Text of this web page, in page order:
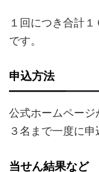
１回につき合計
です。
申込方法
公式ホームペー
３名まで一度に申
当せん結果など